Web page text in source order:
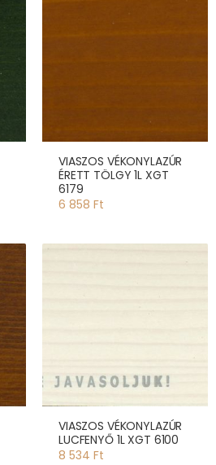
VIASZOS VÉKONYLAZÚR
ÉRETT TÖLGY 1L XGT
6179
6 858 Ft
VIASZOS VÉKONYLAZÚR
LUCFENYŐ 1L XGT 6100
8 534 Ft